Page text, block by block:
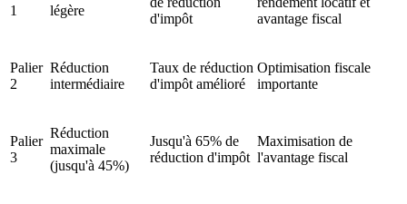
1
légère
d'impôt
avantage fiscal
Palier
2
Réduction
intermédiaire
Taux de réduction
d'impôt amélioré
Optimisation fiscale
importante
Palier
3
Réduction
maximale
(jusqu'à 45%)
Jusqu'à 65% de
réduction d'impôt
Maximisation de
l'avantage fiscal